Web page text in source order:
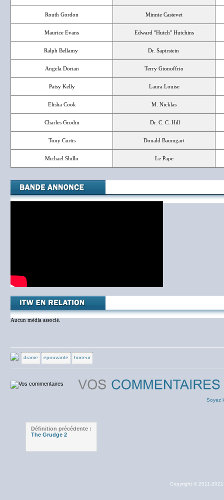
Routh Gordon Minnie Castevet
Maurice Evans Edward "Hutch" Hutchins
Ralph Bellamy Dr. Sapirstein
Angela Dorian Terry Gionoffrio
Patsy Kelly Laura Louise
Elisha Cook M. Nicklas
Charles Grodin Dr. C. C. Hill
Tony Curtis Donald Baumgart
Michael Shillo Le Pape
Aucun média associé.
drame epouvante horreur
Soyez
Définition précédente :
The Grudge 2
Copyright © 2011-